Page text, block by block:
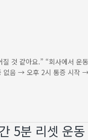
것 같아요.” “회사에서
없음 → 오후 2시 통증 시
5분 리셋 운